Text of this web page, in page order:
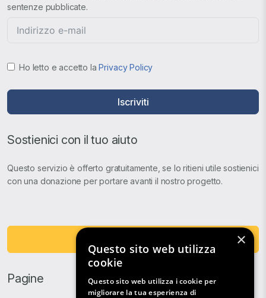
sentenze pubblicate.
Ho letto e accetto laPrivacy Policy
Iscriviti
Sostienici con il tuo aiuto
Questo servizio è offerto gratuitamente, se lo ritieni utile sostienici
con una donazione per portare avanti il nostro progetto.
Pagine
×
Questo sito web utilizza
cookie
Questo sito web utilizza i cookie per
migliorare la tua esperienza di